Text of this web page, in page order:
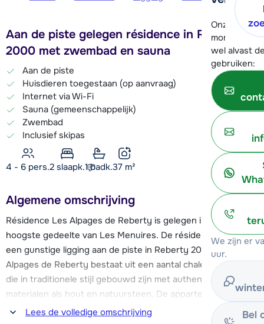
Onze
moment
wel alvast
gebruiken:
We zijn er
uur.
Bel
Aan de piste gelegen résidence in Reberty
2000 met zwembad en sauna
Aan de piste
Huisdieren toegestaan (op aanvraag)
Internet via Wi-Fi
Sauna (gemeenschappelijk)
Zwembad
Inclusief skipas
4 - 6 pers.2 slaapk.1 badk.37 m²
Algemene omschrijving
Résidence Les Alpages de Reberty is gelegen in het
hoogste gedeelte van Les Menuires. De résidence heeft
een gunstige ligging aan de piste in Reberty 2000. Les
Alpages de Reberty bestaat uit een aantal chalet gebouwen,
die in traditionele stijl gebouwd zijn met authentieke
materialen als hout en natuursteen. De appartementen
hebben een sfeervolle inrichting en beschikken allemaal over
Lees de volledige omschrijving